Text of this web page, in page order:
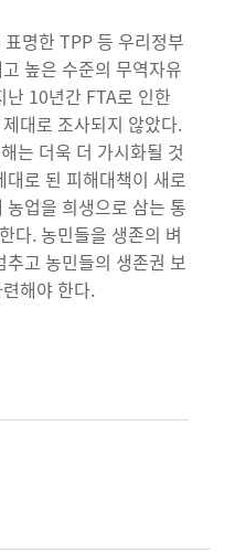
명한 TPP 등 우리정부
높은 수준의 무역자유
10년간 FTA로 인한
대로 조사되지 않았다.
는 더욱 더 가시화될 것
로 된 피해대책이 새로
업을 희생으로 삼는 통
다. 농민들을 생존의 벼
고 농민들의 생존권 보
해야 한다.